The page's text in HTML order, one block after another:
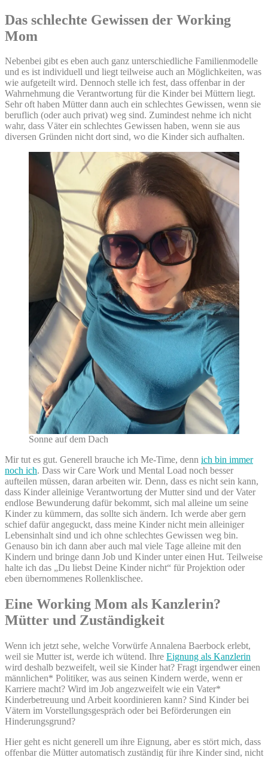
Das schlechte Gewissen der Working
Mom
Nebenbei gibt es eben auch ganz unterschiedliche Familienmodelle
und es ist individuell und liegt teilweise auch an Möglichkeiten, was
wie aufgeteilt wird. Dennoch stelle ich fest, dass offenbar in der
Wahrnehmung die Verantwortung für die Kinder bei Müttern liegt.
Sehr oft haben Mütter dann auch ein schlechtes Gewissen, wenn sie
beruflich (oder auch privat) weg sind. Zumindest nehme ich nicht
wahr, dass Väter ein schlechtes Gewissen haben, wenn sie aus
diversen Gründen nicht dort sind, wo die Kinder sich aufhalten.
Sonne auf dem Dach
Mir tut es gut. Generell brauche ich Me-Time, denn ich bin immer
noch ich. Dass wir Care Work und Mental Load noch besser
aufteilen müssen, daran arbeiten wir. Denn, dass es nicht sein kann,
dass Kinder alleinige Verantwortung der Mutter sind und der Vater
endlose Bewunderung dafür bekommt, sich mal alleine um seine
Kinder zu kümmern, das sollte sich ändern. Ich werde aber gern
schief dafür angeguckt, dass meine Kinder nicht mein alleiniger
Lebensinhalt sind und ich ohne schlechtes Gewissen weg bin.
Genauso bin ich dann aber auch mal viele Tage alleine mit den
Kindern und bringe dann Job und Kinder unter einen Hut. Teilweise
halte ich das „Du liebst Deine Kinder nicht“ für Projektion oder
eben übernommenes Rollenklischee.
Eine Working Mom als Kanzlerin?
Mütter und Zuständigkeit
Wenn ich jetzt sehe, welche Vorwürfe Annalena Baerbock erlebt,
weil sie Mutter ist, werde ich wütend. Ihre Eignung als Kanzlerin
wird deshalb bezweifelt, weil sie Kinder hat? Fragt irgendwer einen
männlichen* Politiker, was aus seinen Kindern werde, wenn er
Karriere macht? Wird im Job angezweifelt wie ein Vater*
Kinderbetreuung und Arbeit koordinieren kann? Sind Kinder bei
Vätern im Vorstellungsgespräch oder bei Beförderungen ein
Hinderungsgrund?
Hier geht es nicht generell um ihre Eignung, aber es stört mich, dass
offenbar die Mütter automatisch zuständig für ihre Kinder sind, nicht